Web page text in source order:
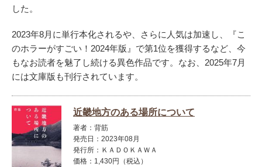
した。
2023年8月に単行本化されるや、さらに人気は加速し、『こ
のホラーがすごい！2024年版』で第1位を獲得するなど、今
もなお読者を魅了し続ける異色作品です。なお、2025年7月
には文庫版も刊行されています。
近畿地方のある場所について
著者：背筋
発売日：2023年08月
発行所：ＫＡＤＯＫＡＷＡ
価格：1,430円（税込）